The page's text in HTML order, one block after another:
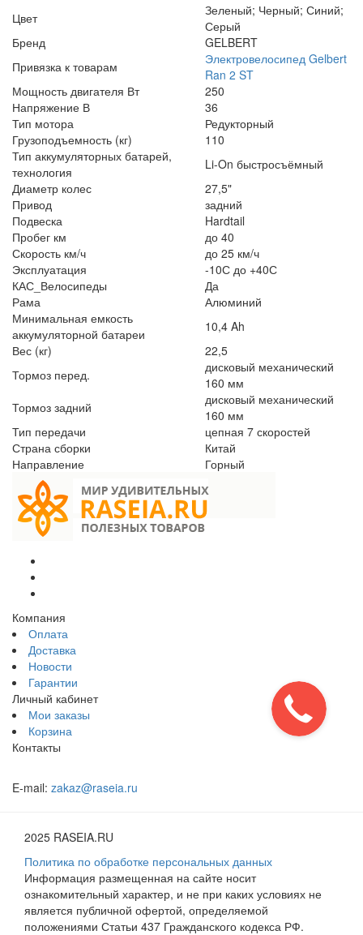
Цвет
Зеленый; Черный; Синий;
Серый
Бренд
GELBERT
Привязка к товарам
Электровелосипед Gelbert
Ran 2 ST
Мощность двигателя Вт
250
Напряжение В
36
Тип мотора
Редукторный
Грузоподъемность (кг)
110
Тип аккумуляторных батарей,
технология
Li-On быстросъёмный
Диаметр колес
27,5"
Привод
задний
Подвеска
Hardtail
Пробег км
до 40
Скорость км/ч
до 25 км/ч
Эксплуатация
-10С до +40С
КАС_Велосипеды
Да
Рама
Алюминий
Минимальная емкость
аккумуляторной батареи
10,4 Ah
Вес (кг)
22,5
Тормоз перед.
дисковый механический
160 мм
Тормоз задний
дисковый механический
160 мм
Тип передачи
цепная 7 скоростей
Страна сборки
Китай
Направление
Горный
Компания
Оплата
Доставка
Новости
Гарантии
Личный кабинет
Мои заказы
Корзина
Контакты
E-mail: zakaz@raseia.ru
2025 RASEIA.RU
Политика по обработке персональных данных
Информация размещенная на сайте носит
ознакомительный характер, и не при каких условиях не
является публичной офертой, определяемой
положениями Статьи 437 Гражданского кодекса РФ.